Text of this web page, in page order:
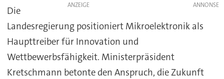
ANZEIGE
Die
Landesregierung positioniert Mikroelektronik als
Haupttreiber für Innovation und
Wettbewerbsfähigkeit. Ministerpräsident
Kretschmann betonte den Anspruch, die Zukunft